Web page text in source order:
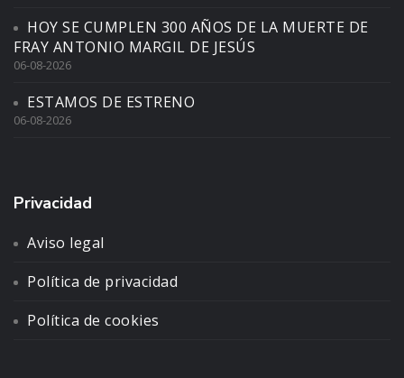
HOY SE CUMPLEN 300 AÑOS DE LA MUERTE DE
FRAY ANTONIO MARGIL DE JESÚS
06-08-2026
ESTAMOS DE ESTRENO
06-08-2026
Privacidad
Aviso legal
Política de privacidad
Política de cookies